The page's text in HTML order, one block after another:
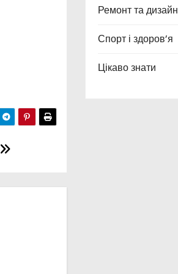
Ремонт та дизайн
Спорт і здоров’я
Цікаво знати